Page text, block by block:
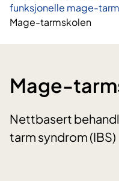
funksjonelle mage-
Mage-tarmskolen
Mage-
Nettbasert
tarm syndrom (IBS)